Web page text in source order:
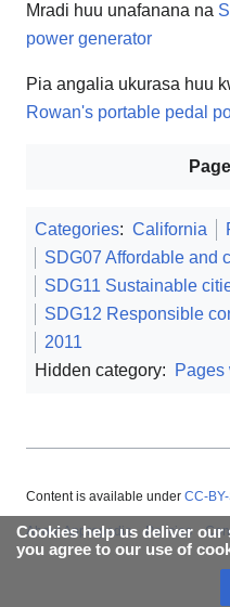
Mradi huu unafanana na
power generator
Pia angalia ukurasa huu
Rowan's portable pedal
Categories: California
SDG07 Affordable and
SDG11 Sustainable
SDG12 Responsible
2011
Hidden category:
Pages
Cookies help us deliver
you agree to our use of
Content is available under CC-
About Appropedia Policies